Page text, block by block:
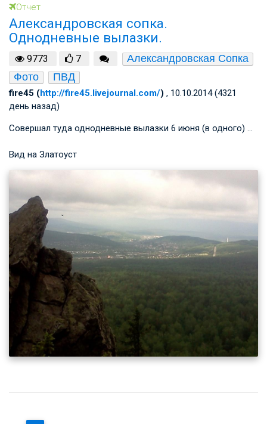
Отчет
Александровская сопка.
Однодневные вылазки.
9773 7
Александровская Сопка
Фото
ПВД
fire45 (http://fire45.livejournal.com/) , 10.10.2014 (4321
день назад)
Совершал туда однодневные вылазки 6 июня (в одного) …
Вид на Златоуст